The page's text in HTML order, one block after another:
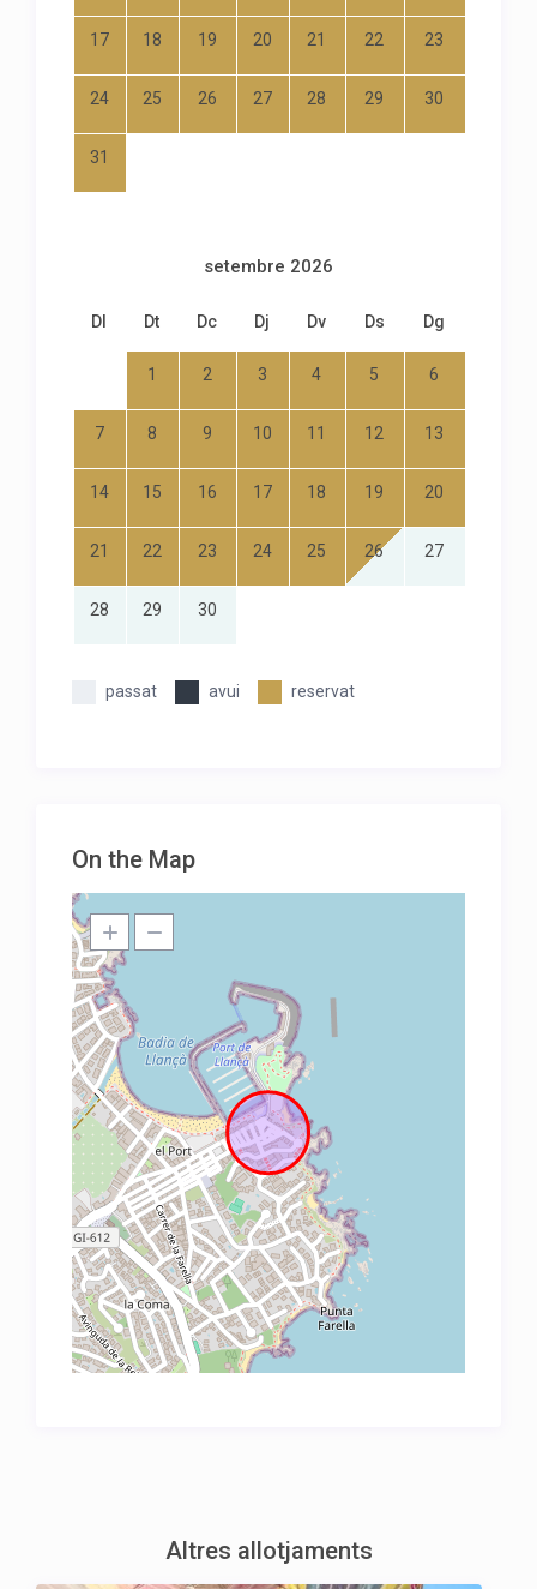
17 18 19 20 21 22 23
24 25 26 27 28 29 30
31
setembre 2026
Dl Dt Dc Dj Dv Ds Dg
1 2 3 4 5 6
7 8 9 10 11 12 13
14 15 16 17 18 19 20
21 22 23 24 25 26 27
28 29 30
passat avui reservat
On the Map
Altres allotjaments